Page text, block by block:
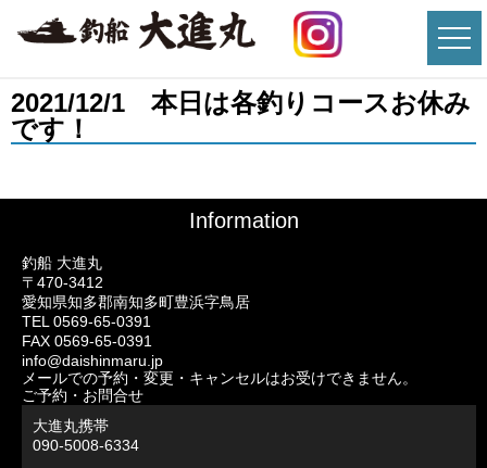
2021/12/1 本日は各釣りコースお休み
です！
Information
釣船 大進丸
〒470-3412
愛知県知多郡南知多町豊浜字鳥居
TEL 0569-65-0391
FAX 0569-65-0391
info@daishinmaru.jp
メールでの予約・変更・キャンセルはお受けできません。
ご予約・お問合せ
大進丸携帯
090-5008-6334